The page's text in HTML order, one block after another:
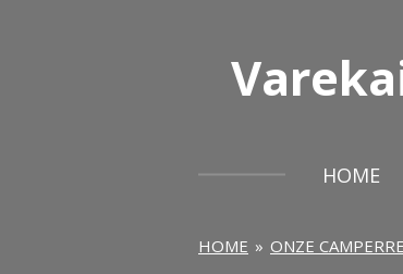
HOME
HOME » ONZE